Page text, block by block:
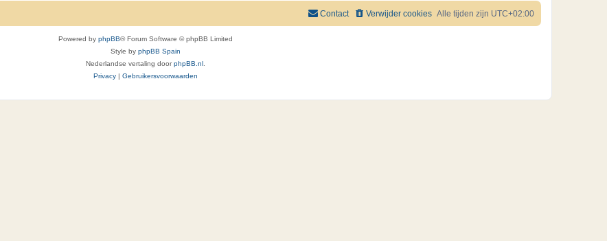
Alle tijden zijn UTC+02:00
Verwijder cookies
Contact
Powered by phpBB® Forum Software © phpBB Limited
Style by phpBB Spain
Nederlandse vertaling doorphpBB.nl .
Privacy
Gebruikersvoorwaarden